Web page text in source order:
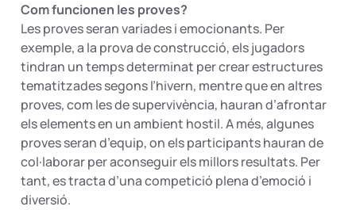
Com funcionen les proves?
Les proves seran variades i emocionants. Per
exemple, a la prova de construcció, els jugadors
tindran un temps determinat per crear estructures
tematitzades segons l’hivern, mentre que en altres
proves, com les de supervivència, hauran d’afrontar
els elements en un ambient hostil. A més, algunes
proves seran d’equip, on els participants hauran de
col·laborar per aconseguir els millors resultats. Per
tant, es tracta d’una competició plena d’emoció i
diversió.